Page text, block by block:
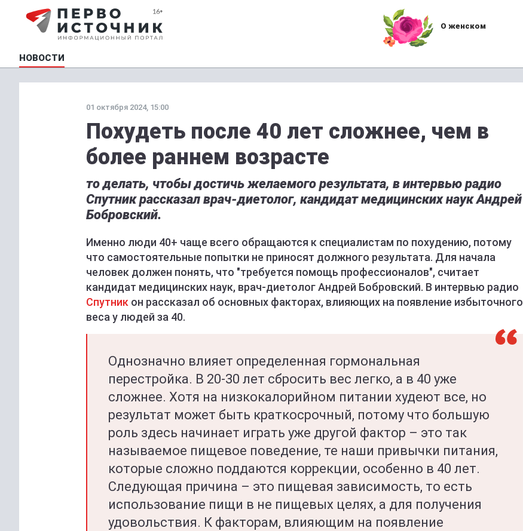
О женском
НОВОСТИ
01 октября 2024, 15:00
Похудеть после 40 лет сложнее, чем в
более раннем возрасте
то делать, чтобы достичь желаемого результата, в интервью радио
Спутник рассказал врач-диетолог, кандидат медицинских наук Андрей
Бобровский.
Именно люди 40+ чаще всего обращаются к специалистам по похудению, потому
что самостоятельные попытки не приносят должного результата. Для начала
человек должен понять, что "требуется помощь профессионалов", считает
кандидат медицинских наук, врач-диетолог Андрей Бобровский. В интервью радио
Спутник он рассказал об основных факторах, влияющих на появление избыточного
веса у людей за 40.
Однозначно влияет определенная гормональная
перестройка. В 20-30 лет сбросить вес легко, а в 40 уже
сложнее. Хотя на низкокалорийном питании худеют все, но
результат может быть краткосрочный, потому что большую
роль здесь начинает играть уже другой фактор – это так
называемое пищевое поведение, те наши привычки питания,
которые сложно поддаются коррекции, особенно в 40 лет.
Следующая причина – это пищевая зависимость, то есть
использование пищи в не пищевых целях, а для получения
удовольствия. К факторам, влияющим на появление